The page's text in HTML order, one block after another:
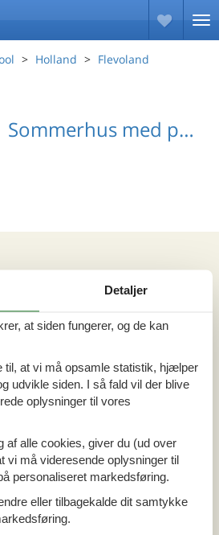
Holland Flevoland
Sommerhus med pool Flevoland
Detaljer
at siden fungerer, og de kan
til, at vi må opsamle statistik, hjælper
udvikle siden. I så fald vil der blive
oplysninger til vores
af alle cookies, giver du (ud over
vi må videresende oplysninger til
personaliseret markedsføring.
eller tilbagekalde dit samtykke